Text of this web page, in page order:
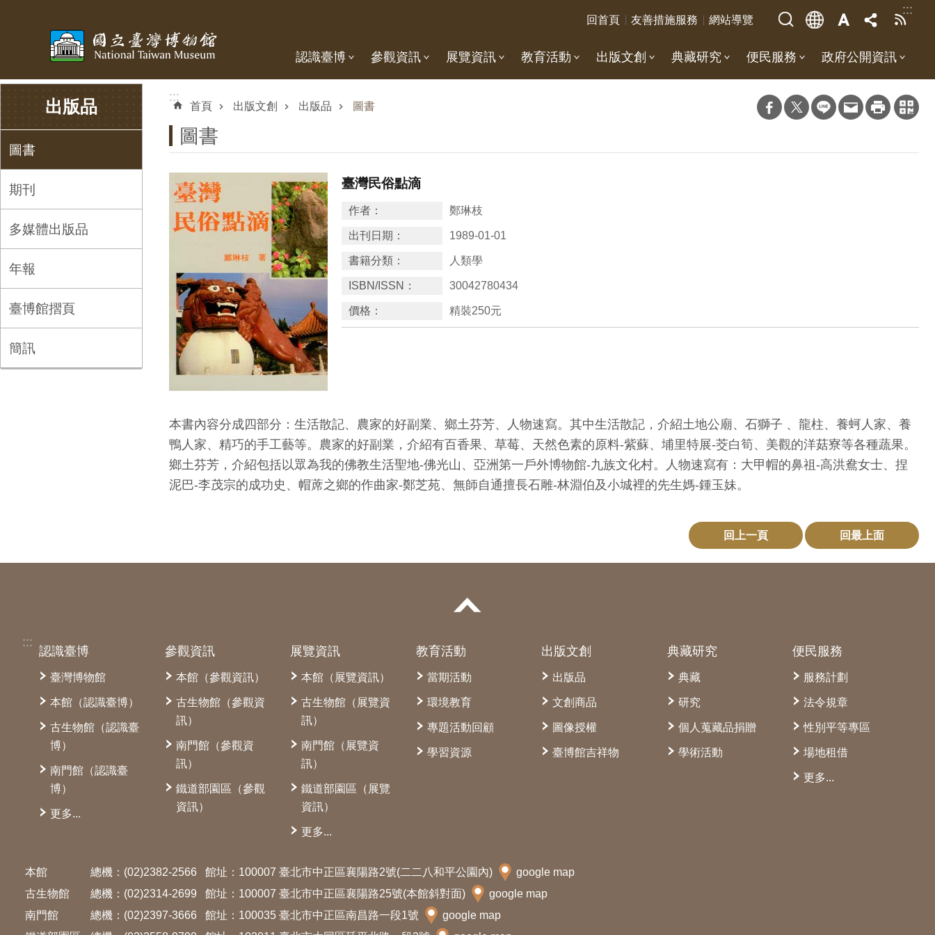
:::
回首頁 友善措施服務 網站導覽
認識臺博 參觀資訊 展覽資訊 教育活動 出版文創 典藏研究 便民服務 政府公開資訊
出版品
圖書
期刊
多媒體出版品
年報
臺博館摺頁
簡訊
:::
首頁 出版文創 出版品 圖書
圖書
臺灣民俗點滴
作者： 鄭琳枝
出刊日期： 1989-01-01
書籍分類： 人類學
ISBN/ISSN： 30042780434
價格： 精裝250元
本書內容分成四部分：生活散記、農家的好副業、鄉土芬芳、人物速寫。其中生活散記，介紹土地公廟、石獅子 、龍柱、養蚵人家、養
鴨人家、精巧的手工藝等。農家的好副業，介紹有百香果、草莓、天然色素的原料-紫蘇、埔里特展-茭白筍、美觀的洋菇寮等各種蔬果。
鄉土芬芳，介紹包括以眾為我的佛教生活聖地-佛光山、亞洲第一戶外博物館-九族文化村。人物速寫有：大甲帽的鼻祖-高洪鴦女士、捏
泥巴-李茂宗的成功史、帽蓆之鄉的作曲家-鄭芝苑、無師自通擅長石雕-林淵伯及小城裡的先生媽-鍾玉妹。
回上一頁 回最上面
:::
認識臺博
臺灣博物館
本館（認識臺博）
古生物館（認識臺
博）
南門館（認識臺
博）
更多...
參觀資訊
本館（參觀資訊）
古生物館（參觀資
訊）
南門館（參觀資
訊）
鐵道部園區（參觀
資訊）
展覽資訊
本館（展覽資訊）
古生物館（展覽資
訊）
南門館（展覽資
訊）
鐵道部園區（展覽
資訊）
更多...
教育活動
當期活動
環境教育
專題活動回顧
學習資源
出版文創
出版品
文創商品
圖像授權
臺博館吉祥物
典藏研究
典藏
研究
個人蒐藏品捐贈
學術活動
便民服務
服務計劃
法令規章
性別平等專區
場地租借
更多...
本館 總機：(02)2382-2566 館址：100007 臺北市中正區襄陽路2號(二二八和平公園內)
google map
古生物館
總機：(02)2314-2699 館址：100007 臺北市中正區襄陽路25號(本館斜對面)
google map
南門館
總機：(02)2397-3666 館址：100035 臺北市中正區南昌路一段1號
google map